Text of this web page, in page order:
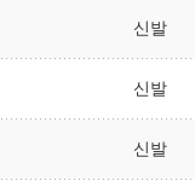
신발
신발
신발